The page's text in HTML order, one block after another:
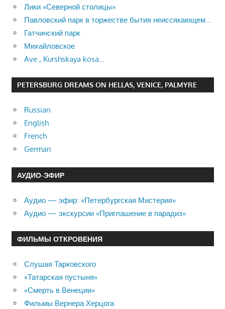
Лики «Северной столицы»
Павловский парк в торжестве бытия неиссякающем…
Гатчинский парк
Михайловское
Ave , Kurshskaya kosa…
PETERSBURG DREAMS ON HELLAS, VENICE, PALMYRE
Russian
English
French
German
АУДИО-ЭФИР
Аудио — эфир: «Петербургская Мистерия»
Аудио — экскурсии «Приглашение в парадиз»
ФИЛЬМЫ ОТКРОВЕНИЯ
Слушая Тарковского
«Татарская пустыня»
«Смерть в Венеции»
Фильмы Вернера Херцога